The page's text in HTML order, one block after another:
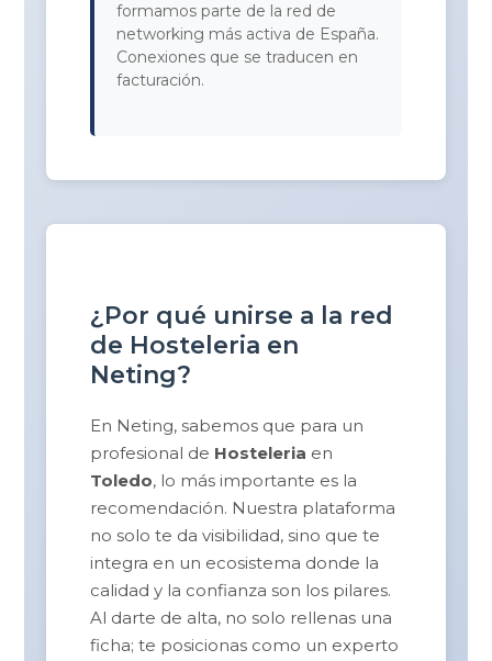
formamos parte de la red de
networking más activa de España.
Conexiones que se traducen en
facturación.
¿Por qué unirse a la red
de Hosteleria en
Neting?
En Neting, sabemos que para un
profesional de Hosteleria en
Toledo, lo más importante es la
recomendación. Nuestra plataforma
no solo te da visibilidad, sino que te
integra en un ecosistema donde la
calidad y la confianza son los pilares.
Al darte de alta, no solo rellenas una
ficha; te posicionas como un experto